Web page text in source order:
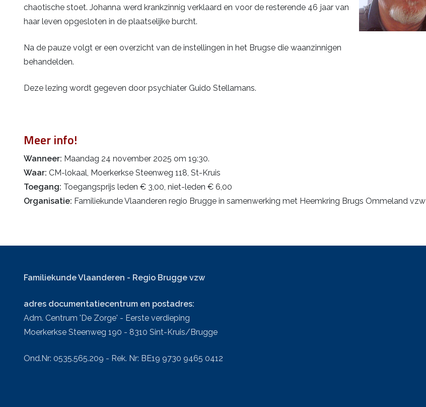
chaotische stoet. Johanna werd krankzinnig verklaard en voor de resterende 46 jaar van
haar leven opgesloten in de plaatselijke burcht.
Na de pauze volgt er een overzicht van de instellingen in het Brugse die waanzinnigen
behandelden.
Deze lezing wordt gegeven door psychiater Guido Stellamans.
Meer info!
Wanneer: Maandag 24 november 2025 om 19:30.
Waar: CM-lokaal, Moerkerkse Steenweg 118, St-Kruis
Toegang: Toegangsprijs leden € 3,00, niet-leden € 6,00
Organisatie: Familiekunde Vlaanderen regio Brugge in samenwerking met Heemkring Brugs Ommeland vzw
Familiekunde Vlaanderen - Regio Brugge vzw
adres documentatiecentrum en postadres:
Adm. Centrum 'De Zorge' - Eerste verdieping
Moerkerkse Steenweg 190 - 8310 Sint-Kruis/Brugge
Ond.Nr: 0535.565.209 - Rek. Nr: BE19 9730 9465 0412